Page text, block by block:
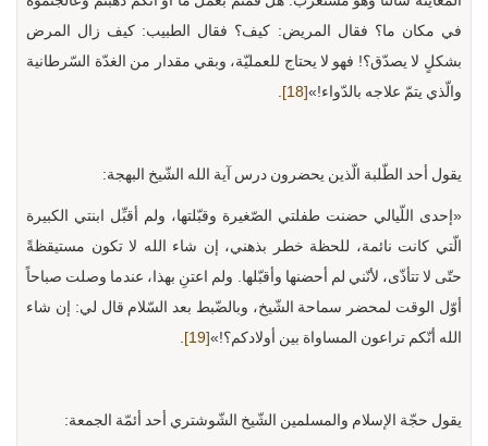
في مكان ما؟ فقال المريض: كيف؟ فقال الطبيب: كيف زال المرض
بشكلٍ لا يصدّق؟! فهو لا يحتاج للعمليّة، وبقي مقدار من الغدّة السّرطانية
والّذي يتمّ علاجه بالدّواء!»[18]
.
يقول أحد الطّلبة الّذين يحضرون درس آية الله الشّيخ البهجة:
«إحدى اللّيالي حضنت طفلتي الصّغيرة وقبّلتها، ولم أقبِّل ابنتي الكبيرة
الّتي كانت نائمة، للحظة خطر بذهني، إن شاء الله لا تكون مستيقظةً
حتّى لا تتأذّى، لأنّني لم أحضنها وأقبّلها. ولم اعتنِ بهذا، عندما وصلت صباحاً
أوّل الوقت لمحضر سماحة الشّيخ، وبالضّبط بعد السّلام قال لي: إن شاء
الله أنّكم تراعون المساواة بين أولادكم؟!»[19]
.
يقول حجّة الإسلام والمسلمين الشّيخ الشّوشتري أحد أئمّة الجمعة: